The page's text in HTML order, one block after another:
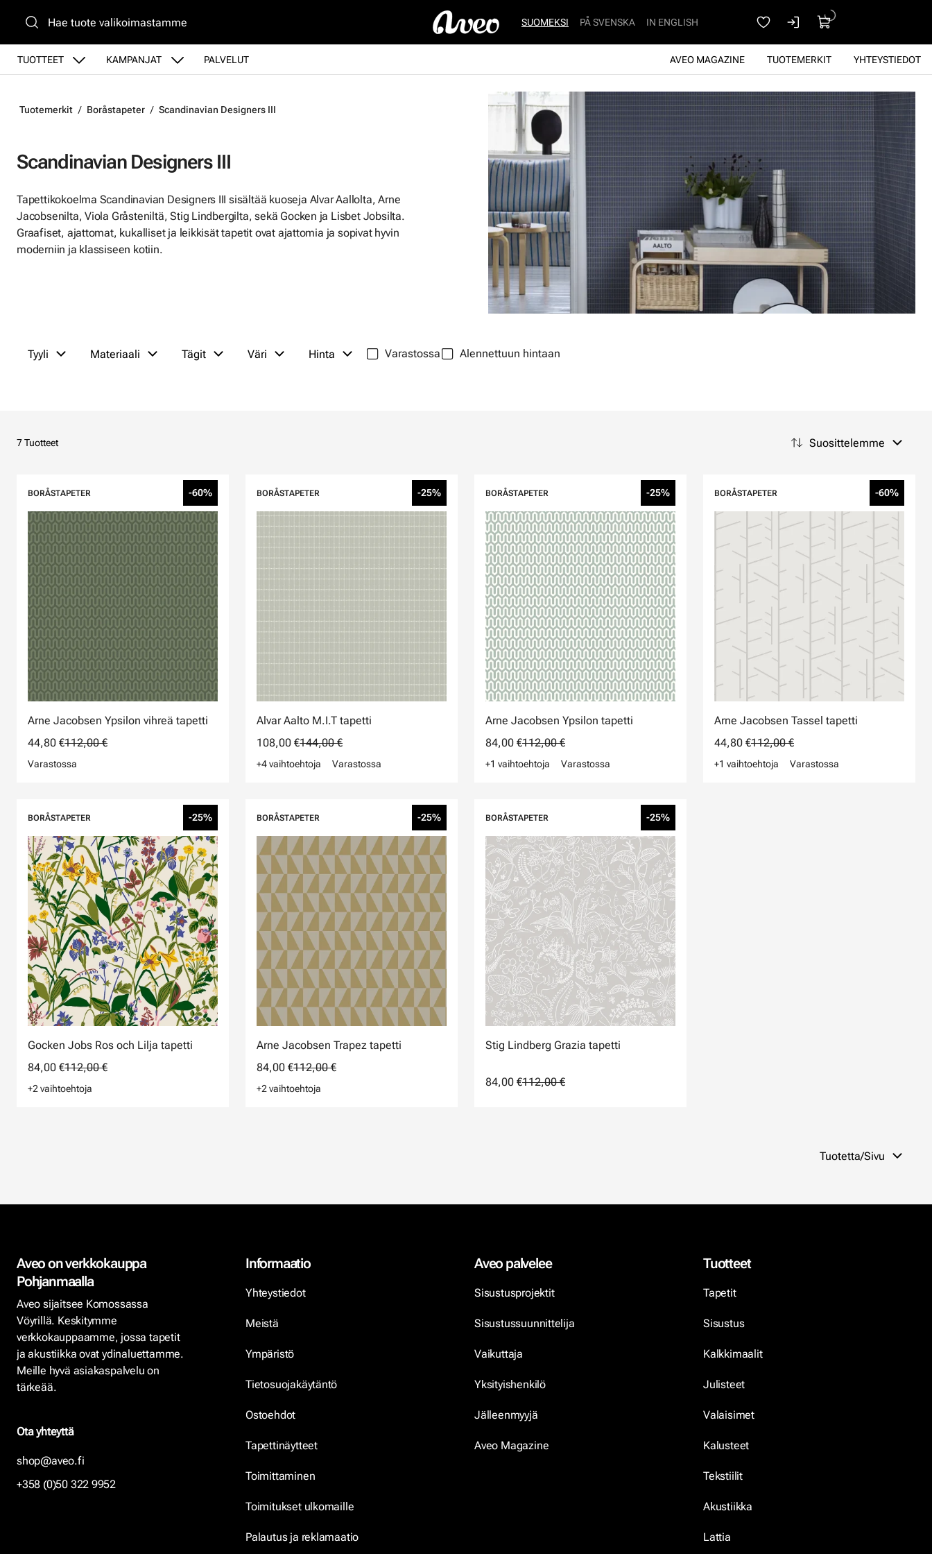
TUOTTEET KAMPANJAT PALVELUT YHTEYSTIEDOT
TUOTEMERKIT
AVEO MAGAZINE
SUOMEKSI PÅ SVENSKA IN ENGLISH
Tuotemerkit Boråstapeter Scandinavian Designers III
Scandinavian Designers III
Tapettikokoelma Scandinavian Designers III sisältää kuoseja Alvar Aallolta, Arne
Jacobsenilta, Viola Gråsteniltä, Stig Lindbergilta, sekä Gocken ja Lisbet Jobsilta.
Graafiset, ajattomat, kukalliset ja leikkisät tapetit ovat ajattomia ja sopivat hyvin
moderniin ja klassiseen kotiin.
Tyyli Materiaali Tägit Väri Hinta Varastossa Alennettuun hintaan
Suosittelemme
7 Tuotteet
BORÅSTAPETER -60%
Arne Jacobsen Ypsilon vihreä tapetti
44,80 €112,00 €
Varastossa
BORÅSTAPETER -25%
Alvar Aalto M.I.T tapetti
108,00 €144,00 €
+4 vaihtoehtoja Varastossa
BORÅSTAPETER -25%
Arne Jacobsen Ypsilon tapetti
84,00 €112,00 €
+1 vaihtoehtoja Varastossa
BORÅSTAPETER -60%
Arne Jacobsen Tassel tapetti
44,80 €112,00 €
+1 vaihtoehtoja Varastossa
BORÅSTAPETER -25%
Gocken Jobs Ros och Lilja tapetti
84,00 €112,00 €
+2 vaihtoehtoja
BORÅSTAPETER -25%
Arne Jacobsen Trapez tapetti
84,00 €112,00 €
+2 vaihtoehtoja
BORÅSTAPETER -25%
Stig Lindberg Grazia tapetti
84,00 €112,00 €
Tuotetta/Sivu
Aveo on verkkokauppa
Pohjanmaalla
Aveo sijaitsee Komossassa
Vöyrillä. Keskitymme
verkkokauppaamme, jossa tapetit
ja akustiikka ovat ydinaluettamme.
Meille hyvä asiakaspalvelu on
tärkeää.
Ota yhteyttä
shop@aveo.fi
+358 (0)50 322 9952
Informaatio
Yhteystiedot
Meistä
Ympäristö
Tietosuojakäytäntö
Ostoehdot
Tapettinäytteet
Toimittaminen
Toimitukset ulkomaille
Palautus ja reklamaatio
Aveo palvelee
Sisustusprojektit
Sisustussuunnittelija
Vaikuttaja
Yksityishenkilö
Jälleenmyyjä
Aveo Magazine
Tuotteet
Tapetit
Sisustus
Kalkkimaalit
Julisteet
Valaisimet
Kalusteet
Tekstiilit
Akustiikka
Lattia